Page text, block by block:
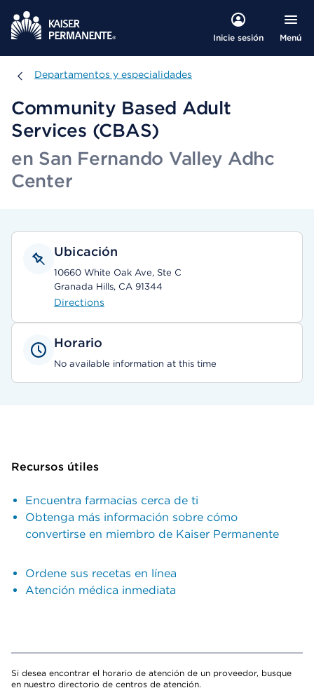
Inicie sesión Menú
Departamentos y especialidades
Departamentos y especialidades
Community Based Adult
Services (CBAS)
en San Fernando Valley Adhc
Center
Ubicación
10660 White Oak Ave, Ste C
Granada Hills, CA 91344
Directions
Horario
No available information at this time
Recursos útiles
Encuentra farmacias cerca de ti
Obtenga más información sobre cómo
convertirse en miembro de Kaiser Permanente
Ordene sus recetas en línea
Atención médica inmediata
Si desea encontrar el horario de atención de un proveedor, busque
en nuestro directorio de centros de atención.